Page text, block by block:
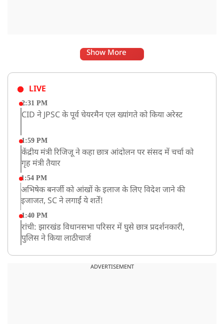
Show More
LIVE
2:31 PM
CID ने JPSC के पूर्व चेयरमैन एल ख्यांगते को किया अरेस्ट
1:59 PM
केंद्रीय मंत्री रिजिजू ने कहा छात्र आंदोलन पर संसद में चर्चा को
गृह मंत्री तैयार
1:54 PM
अभिषेक बनर्जी को आंखों के इलाज के लिए विदेश जाने की
इजाजत, SC ने लगाईं ये शर्तें!
1:40 PM
रांची: झारखंड विधानसभा परिसर में घुसे छात्र प्रदर्शनकारी,
पुलिस ने किया लाठीचार्ज
संसद में फिर हंगामा, कार्यवाही स्थगित, नहीं चल सका प्रश्नकाल
ADVERTISEMENT